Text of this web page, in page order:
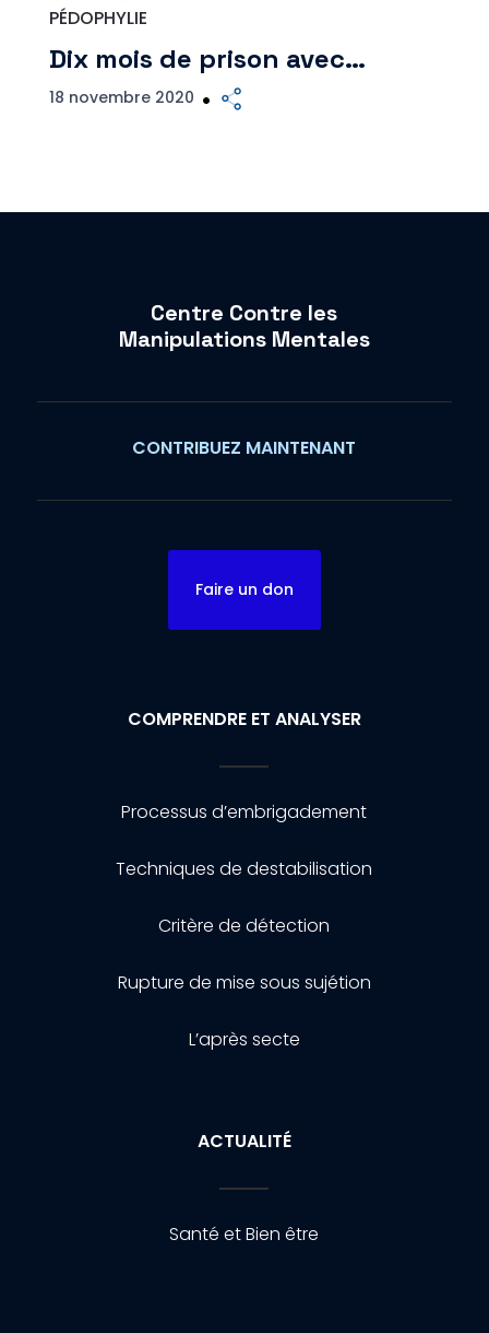
PÉDOPHYLIE
Dix mois de prison avec…
18 novembre 2020
Centre Contre les
Manipulations Mentales
CONTRIBUEZ MAINTENANT
Faire un don
COMPRENDRE ET ANALYSER
Processus d’embrigadement
Techniques de destabilisation
Critère de détection
Rupture de mise sous sujétion
L’après secte
ACTUALITÉ
Santé et Bien être